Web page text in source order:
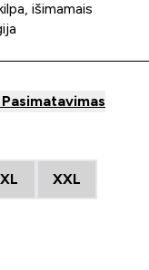
išimamais
XL XXL